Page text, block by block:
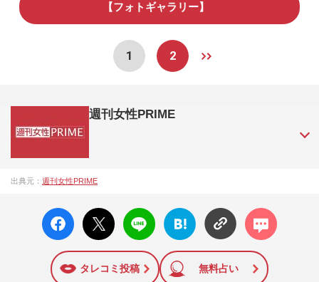
【フォトギャラリー】
1 2
週刊女性PRIME
成27年）1月に開設された主婦と生活社が運営する日本のニュ
陣の執筆記事を配信するほか、女性週刊誌『週刊女性』の誌
面に掲載された記事から、インターネット利用者層にとって
特に関心の高い題材の記事を、WEB向けにリライトして配信
しています！
出典元： 週刊女性PRIME
facebo
ok い
X ポス
ト
LINE
はてな
ブック
に追加
コメン
ト
タレコミ投稿 無料占い